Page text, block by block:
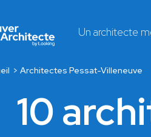
Un architecte
Architectes Pessat-Villeneuve
10